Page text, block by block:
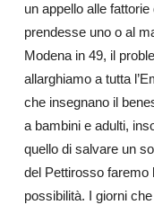
un appello alle
prendesse uno o al
Modena in 49, il
allarghiamo a tutta
che insegnano il
a bambini e adulti,
quello di salvare un
del Pettirosso faremo
possibilità. I giorni